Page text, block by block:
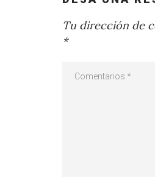
Tu dirección de
*